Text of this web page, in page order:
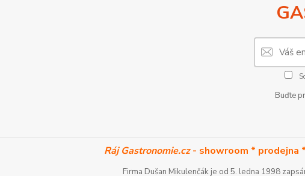
Buďte
Ráj Gastronomie.cz- showroom * prodejna
Firma Dušan Mikulenčák je od 5. ledna 1998